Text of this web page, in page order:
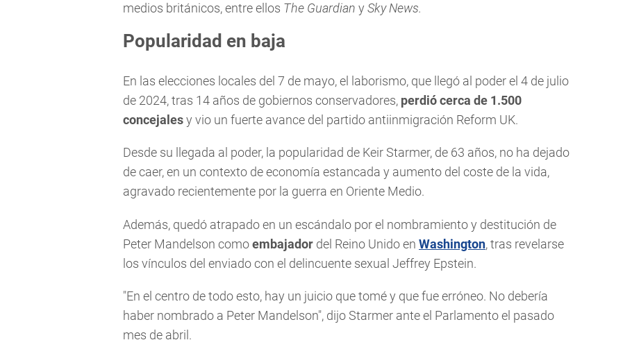
medios británicos, entre ellos The Guardian y Sky News.
Popularidad en baja
En las elecciones locales del 7 de mayo, el laborismo, que llegó al poder el 4 de julio
de 2024, tras 14 años de gobiernos conservadores, perdió cerca de 1.500
concejalesy vio un fuerte avance del partido antiinmigración Reform UK.
Desde su llegada al poder, la popularidad de Keir Starmer, de 63 años, no ha dejado
de caer, en un contexto de economía estancada y aumento del coste de la vida,
agravado recientemente por la guerra en Oriente Medio.
Además, quedó atrapado en un escándalo por el nombramiento y destitución de
Peter Mandelson comoembajador del Reino Unido en Washington, tras revelarse
los vínculos del enviado con el delincuente sexual Jeffrey Epstein.
"En el centro de todo esto, hay un juicio que tomé y que fue erróneo. No debería
haber nombrado a Peter Mandelson", dijo Starmer ante el Parlamento el pasado
mes de abril.